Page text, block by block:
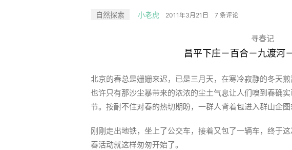
自然探索 小老虎 2011年3月21日 7 条评论
寻春记
昌平下庄－百合－九渡河
北京的春总是姗姗来迟，已是三月天，在寒冷寂静的冬天
也许只有那沙尘暴带来的浓浓的尘土气息让人们嗅到春确
节。按耐不住对春的热切期盼，一群人背着包进入群山企图
刚刚走出地铁，坐上了公交车，接着又包了一辆车，终于
春活动就这样匆匆开始了。